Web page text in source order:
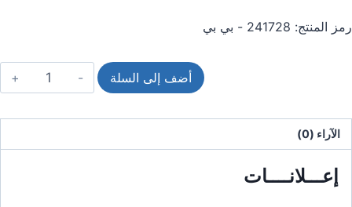
الأولي:
د.م.
450,00.
رمز المنتج: 241728 - بي بي
كمية
من
DOS
أضف إلى السلة
الآراء (0)
إعـــلانــــات